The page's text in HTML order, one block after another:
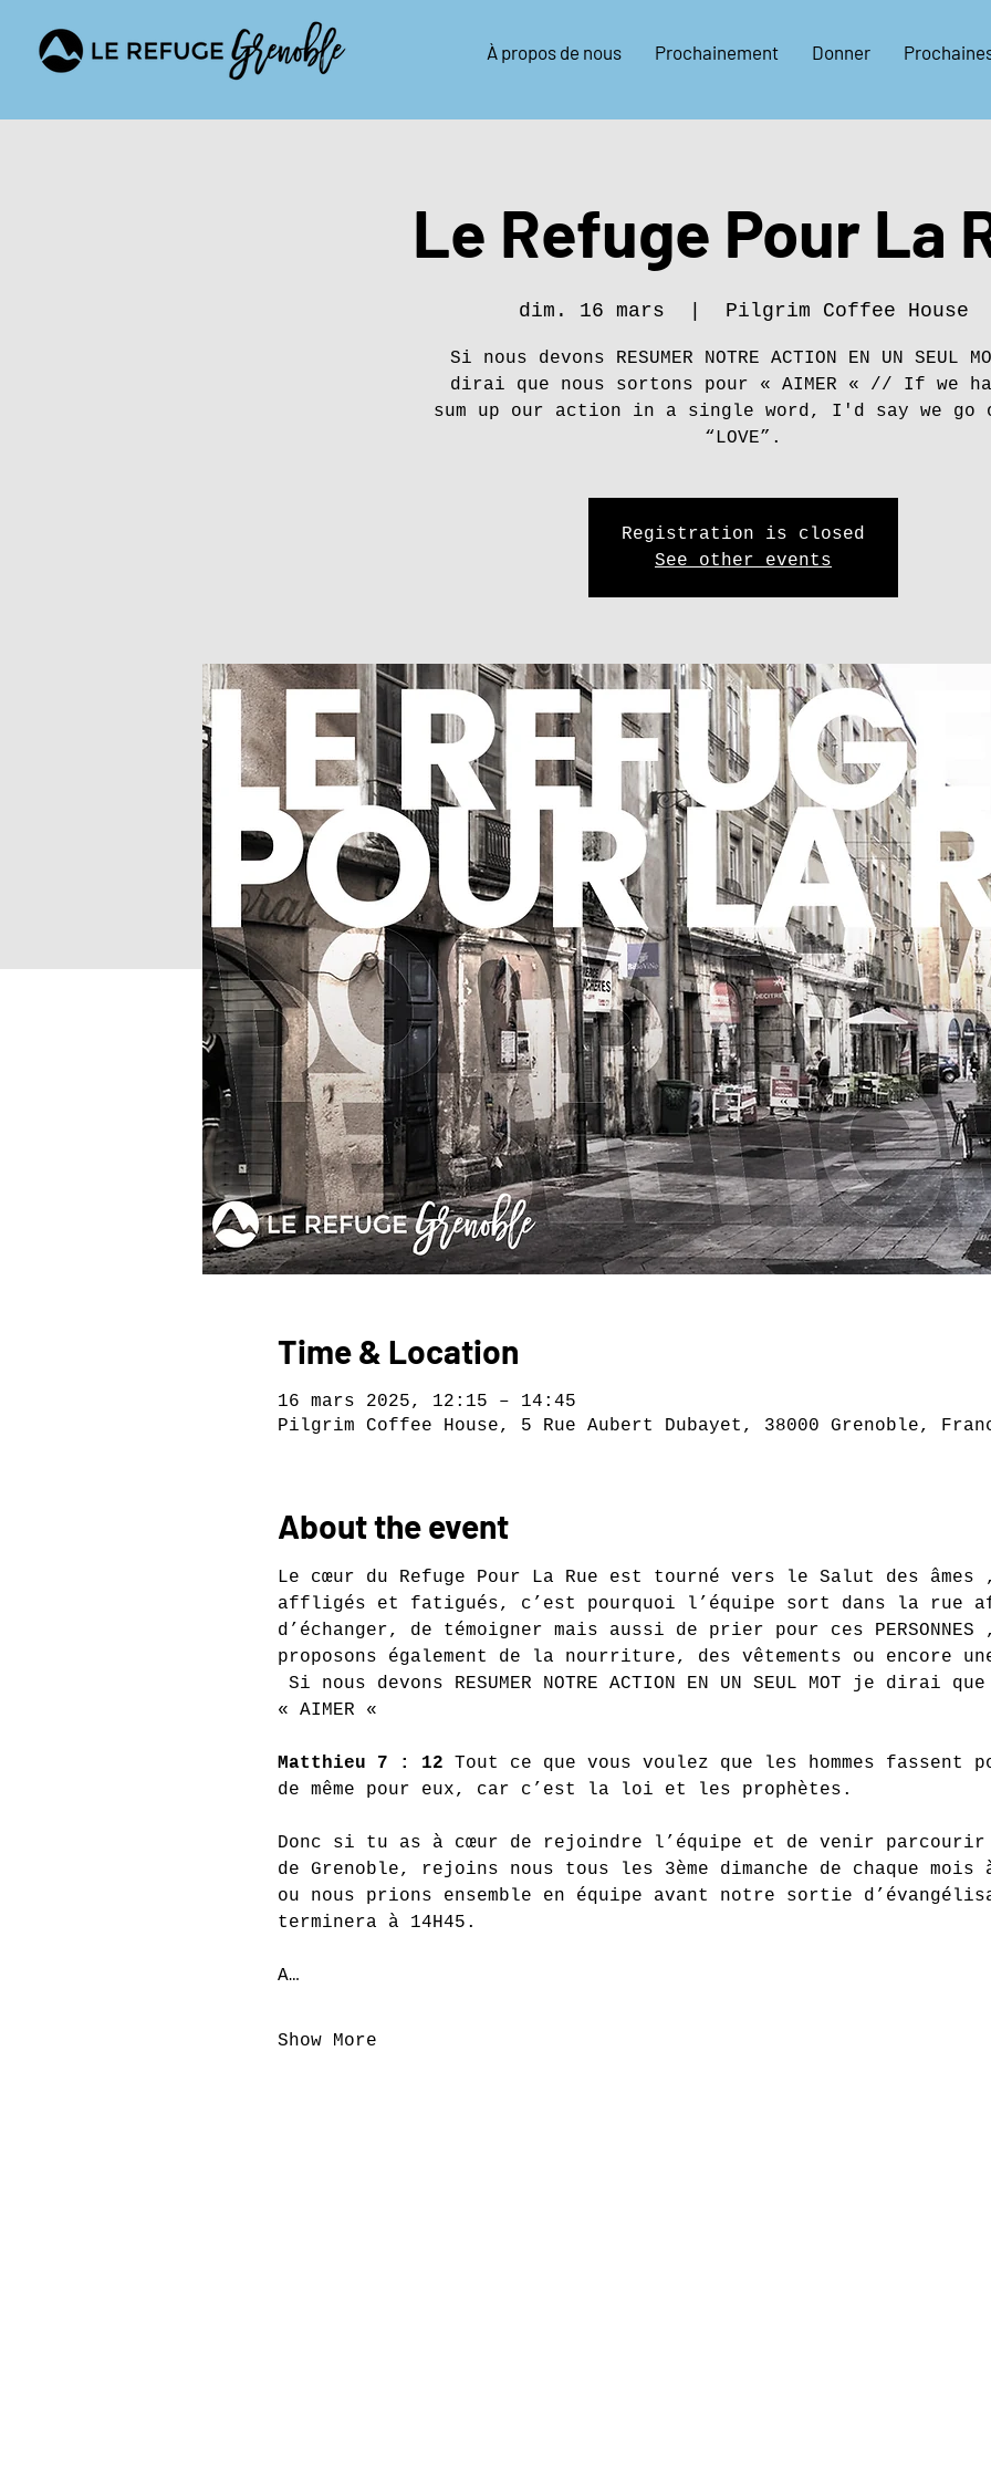
À propos de nous Prochainement Donner
Le Refuge Pour La
dim. 16 mars Pilgrim Coffee House
Si nous devons RESUMER NOTRE ACTION EN UN SEUL
dirai que nous sortons pour « AIMER « // If we
sum up our action in a single word, I'd say we go
“LOVE”.
Registration is closed
See other events
Time & Location
16 mars 2025, 12:15 – 14:45
Pilgrim Coffee House, 5 Rue Aubert Dubayet, 38000 Grenoble,
About the event
Le cœur du Refuge Pour La Rue est tourné vers le Salut des
affligés et fatigués, c’est pourquoi l’équipe sort dans la rue
d’échanger, de témoigner mais aussi de prier pour ces
proposons également de la nourriture, des vêtements ou encore
Si nous devons RESUMER NOTRE ACTION EN UN SEUL MOT je
« AIMER «
Matthieu 7 : 12 Tout ce que vous voulez que les hommes
de même pour eux, car c’est la loi et les prophètes.
Donc si tu as à cœur de rejoindre l’équipe et de venir
de Grenoble, rejoins nous tous les 3ème dimanche de chaque mois
ou nous prions ensemble en équipe avant notre sortie
terminera à 14H45.
A…
Show More